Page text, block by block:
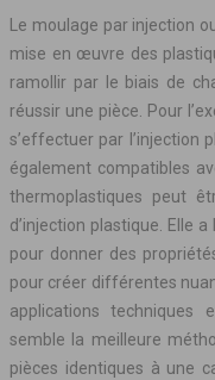
Le moulage par injection
mise en œuvre des
ramollir par le biais de
réussir une pièce. Pour
s’effectuer par l’injection
également compatibles
thermoplastiques peut
d’injection plastique. Elle
pour donner des
pour créer différentes
applications techniques
semble la meilleure
pièces identiques à une